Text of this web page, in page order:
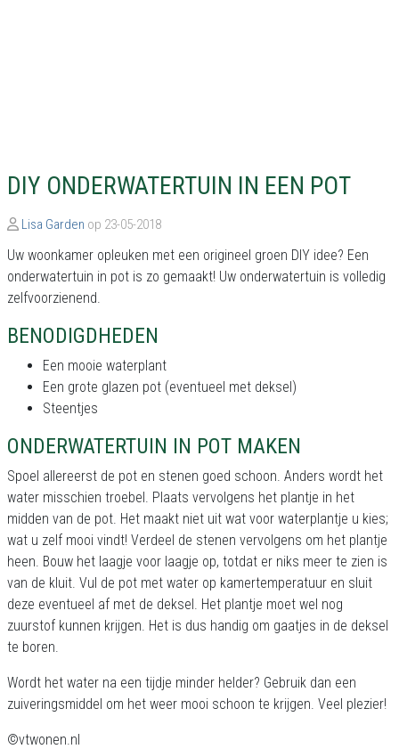
DIY ONDERWATERTUIN IN EEN POT
Lisa Garden op 23-05-2018
Uw woonkamer opleuken met een origineel groen DIY idee? Een
onderwatertuin in pot is zo gemaakt! Uw onderwatertuin is volledig
zelfvoorzienend.
BENODIGDHEDEN
Een mooie waterplant
Een grote glazen pot (eventueel met deksel)
Steentjes
ONDERWATERTUIN IN POT MAKEN
Spoel allereerst de pot en stenen goed schoon. Anders wordt het
water misschien troebel. Plaats vervolgens het plantje in het
midden van de pot. Het maakt niet uit wat voor waterplantje u kies;
wat u zelf mooi vindt! Verdeel de stenen vervolgens om het plantje
heen. Bouw het laagje voor laagje op, totdat er niks meer te zien is
van de kluit. Vul de pot met water op kamertemperatuur en sluit
deze eventueel af met de deksel. Het plantje moet wel nog
zuurstof kunnen krijgen. Het is dus handig om gaatjes in de deksel
te boren.
Wordt het water na een tijdje minder helder? Gebruik dan een
zuiveringsmiddel om het weer mooi schoon te krijgen. Veel plezier!
©vtwonen.nl